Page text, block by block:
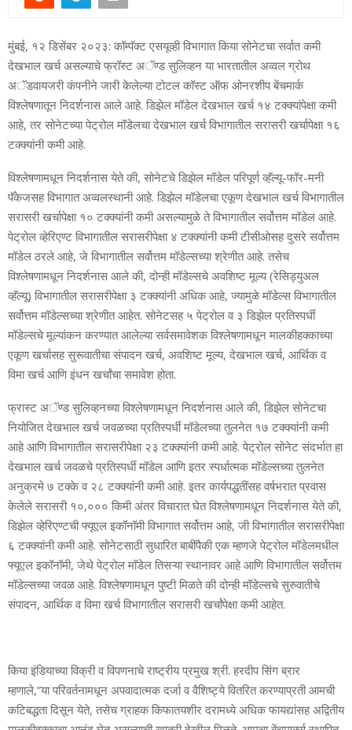
मुंबई, १२ डिसेंबर २०२३: कॉम्‍पॅक्‍ट एसयूव्‍ही विभागात किया सोनेटचा सर्वात कमी
देखभाल खर्च असल्याचे फ्रॉस्‍ट अॅण्‍ड सुलिव्‍हन या भारतातील अव्‍वल ग्रोथ
अॅडवायजरी कंपनीने जारी केलेल्या टोटल कॉस्‍ट ऑफ ओनरशीप बेंचमार्क
विश्‍लेषणातून निदर्शनास आले आहे. डिझेल मॉडेल देखभाल खर्च १४ टक्‍क्‍यांपेक्षा कमी
आहे, तर सोनेटच्‍या पेट्रोल मॉडेलचा देखभाल खर्च विभागातील सरासरी खर्चापेक्षा १६
टक्‍क्‍यांनी कमी आहे.
विश्‍लेषणामधून निदर्शनास येते की, सोनेटचे डिझेल मॉडेल परिपूर्ण व्‍हॅल्‍यू-फॉर-मनी
पॅकेजसह विभागात अव्‍वलस्‍थानी आहे. डिझेल मॉडेलचा एकूण देखभाल खर्च विभागातील
सरासरी खर्चापेक्षा १० टक्‍क्‍यांनी कमी असल्‍यामुळे ते विभागातील सर्वोत्तम मॉडेल आहे.
पेट्रोल व्‍हेरिएण्‍ट विभागातील सरासरीपेक्षा ४ टक्‍क्‍यांनी कमी टीसीओसह दुसरे सर्वोत्तम
मॉडेल ठरले आहे, जे विभागातील सर्वोत्तम मॉडेल्‍सच्‍या श्रेणीत आहे. तसेच
विश्‍लेषणामधून निदर्शनास आले की, दोन्‍ही मॉडेल्‍सचे अवशिष्‍ट मूल्‍य (रेसिड्युअल
व्‍हॅल्‍यू) विभागातील सरासरीपेक्षा ३ टक्‍क्‍यांनी अधिक आहे, ज्‍यामुळे मॉडेल्‍स विभागातील
सर्वोत्तम मॉडेल्‍सच्‍या श्रेणीत आहेत. सोनेटसह ५ पेट्रोल व ३ डिझेल प्रतिस्‍पर्धी
मॉडेल्‍सचे मूल्‍यांकन करण्‍यात आलेल्‍या सर्वसमावेशक विश्‍लेषणामधून मालकीहक्‍काच्‍या
एकूण खर्चासह सुरूवातीचा संपादन खर्च, अवशिष्‍ट मूल्‍य, देखभाल खर्च, आर्थिक व
विमा खर्च आणि इंधन खर्चांचा समावेश होता.
फ्रास्‍ट अॅण्‍ड सुलिव्‍हनच्‍या विश्‍लेषणामधून निदर्शनास आले की, डिझेल सोनेटचा
नियोजित देखभाल खर्च जवळच्‍या प्रतिस्‍पर्धी मॉडेलच्‍या तुलनेत १७ टक्‍क्‍यांनी कमी
आहे आणि विभागातील सरासरीपेक्षा २३ टक्‍क्‍यांनी कमी आहे. पेट्रोल सोनेट संदर्भात हा
देखभाल खर्च जवळचे प्रतिस्‍पर्धी मॉडेल आणि इतर स्‍पर्धात्‍मक मॉडेल्‍सच्‍या तुलनेत
अनुक्रमे ७ टक्‍के व २८ टक्‍क्‍यांनी कमी आहे. इतर कार्यपद्धतींसह वर्षभरात प्रवास
केलेले सरासरी १०,००० किमी अंतर विचारात घेत विश्‍लेषणामधून निदर्शनास येते की,
डिझेल व्‍हेरिएण्‍टची फ्यूएल इकॉनॉमी विभागात सर्वोत्तम आहे, जी विभागातील सरासरीपेक्षा
६ टक्‍क्‍यांनी कमी आहे. सोनेटसाठी सुधारित बाबींपैकी एक म्‍हणजे पेट्रोल मॉडेलमधील
फ्यूएल इकॉनॉमी, जेथे पेट्रोल मॉडेल तिसऱ्या स्‍थानावर आहे आणि विभागातील सर्वोत्तम
मॉडेल्‍सच्‍या जवळ आहे. विश्‍लेषणामधून पुष्‍टी मिळते की दोन्‍ही मॉडेल्‍सचे सुरुवातीचे
संपादन, आर्थिक व विमा खर्च विभागातील सरासरी खर्चांपेक्षा कमी आहेत.
किया इंडियाच्‍या विक्री व विपणनाचे राष्‍ट्रीय प्रमुख श्री. हरदीप सिंग ब्रार
म्‍हणाले,”या परिवर्तनामधून अपवादात्‍मक दर्जा व वैशिष्‍ट्ये वितरित करण्‍याप्रती आमची
कटिबद्धता दिसून येते, तसेच ग्राहक किफातयशीर दरामध्‍ये अधिक फायद्यांसह अद्वितीय